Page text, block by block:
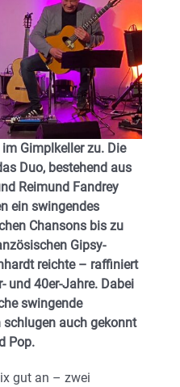
Gimplkeller zu. Die
Duo, bestehend aus
Reimund Fandrey
ein swingendes
Chansons bis zu
Gipsy-
reichte – raffiniert
und 40er-Jahre. Dabei
swingende
schlugen auch gekonnt
Pop.
gut an – zwei